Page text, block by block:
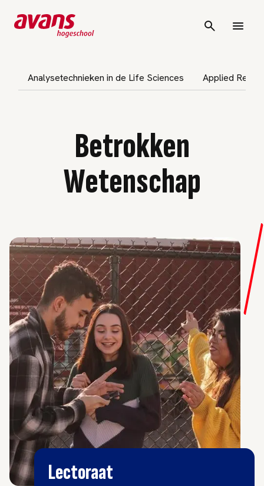
Analysetechnieken in de Life Sciences
Applied
Betrokken
Wetenschap
Lectoraat